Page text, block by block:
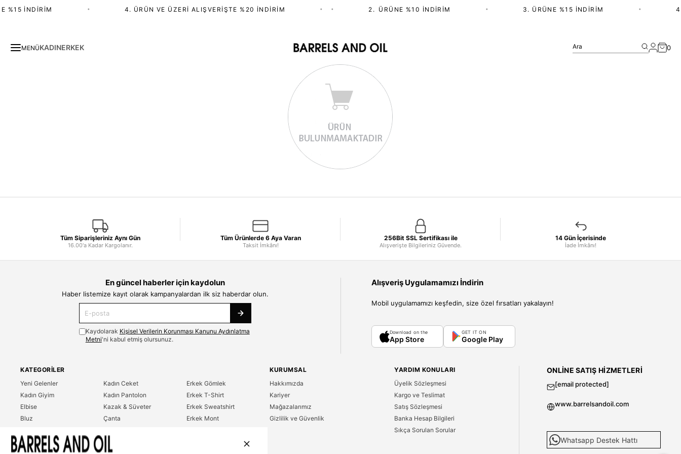
%15 İNDIRIM 4. ÜRÜN VE ÜZERI ALIŞVERIŞTE %20 İNDIRIM 2.⁠ ⁠ÜRÜNE %10 İNDIRIM 3. ÜRÜNE %15 İNDIRIM
MENÜKADINERKEK Ara 0
Tüm Siparişleriniz Aynı Gün
16.00'a Kadar Kargolanır.
Tüm Ürünlerde 6 Aya Varan
Taksit İmkânı!
256Bit SSL Sertifikası ile
Alışverişte Bilgileriniz Güvende.
14 Gün İçerisinde
İade İmkânı!
En güncel haberler için kaydolun
Haber listemize kayıt olarak kampanyalardan ilk siz haberdar olun.
Kaydolarak Kişisel Verilerin Korunması Kanunu Aydınlatma
Metni'ni kabul etmiş olursunuz.
Alışveriş Uygulamamızı İndirin
Mobil uygulamamızı keşfedin, size özel fırsatları yakalayın!
Download on the
App Store
GET IT ON
Google Play
KATEGORILER
Yeni Gelenler
Kadın Giyim
Elbise
Bluz
T-Shirt
Kadın Ceket
Kadın Pantolon
Kazak & Süveter
Çanta
Erkek Gömlek
Erkek T-Shirt
Erkek Sweatshirt
Erkek Mont
KURUMSAL
Hakkımızda
Kariyer
Mağazalarımız
Gizlilik ve Güvenlik
YARDIM KONULARI
Üyelik Sözleşmesi
Kargo ve Teslimat
Satış Sözleşmesi
Banka Hesap Bilgileri
Sıkça Sorulan Sorular
ONLINE SATIŞ HIZMETLERI
[email protected]
www.barrelsandoil.com
Whatsapp Destek Hattı